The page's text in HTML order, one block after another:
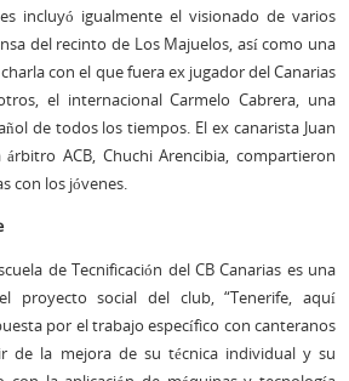
incluyó igualmente el visionado de varios
del recinto de Los Majuelos, así como una
con el que fuera ex jugador del Canarias
el internacional Carmelo Cabrera, una
de todos los tiempos. El ex canarista Juan
ACB, Chuchi Arencibia, compartieron
con los jóvenes.
de Tecnificación del CB Canarias es una
proyecto social del club, “Tenerife, aquí
por el trabajo específico con canteranos
de la mejora de su técnica individual y su